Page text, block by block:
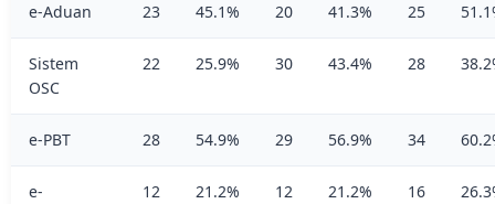
e-Aduan 23 45.1% 20 41.3% 25
Sistem
OSC
22 25.9% 30 43.4% 28
e-PBT 28 54.9% 29 56.9% 34
e-
12 21.2% 12 21.2% 16